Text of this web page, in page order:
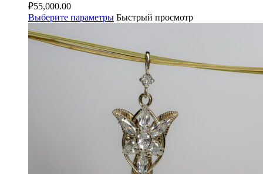
₽55,000.00
Выберите параметры Быстрый просмотр